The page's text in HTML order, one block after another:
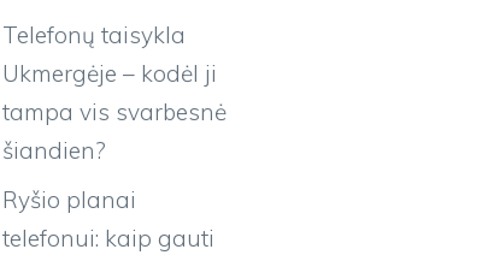
Telefonų taisykla
Ukmergėje – kodėl ji
tampa vis svarbesnė
šiandien?
Ryšio planai
telefonui: kaip gauti